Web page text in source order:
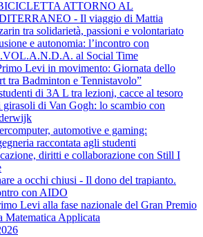
ATTORNO AL
- Il viaggio di Mattia
tra solidarietà, passioni e volontariato
e autonomia: l’incontro con
al Social Time
Levi in movimento: Giornata dello
tra Badminton e Tennistavolo”
di 3A L tra lezioni, cacce al tesoro
di Van Gogh: lo scambio con
automotive e gaming:
raccontata agli studenti
diritti e collaborazione con Still I
a occhi chiusi - Il dono del trapianto.
con AIDO
Levi alla fase nazionale del Gran Premio
Matematica Applicata